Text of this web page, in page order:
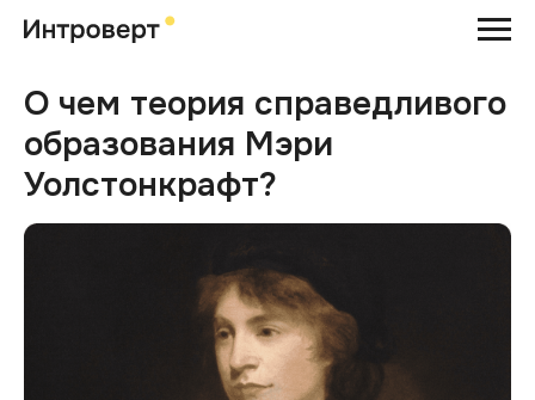
О чем теория справедливого
образования Мэри
Уолстонкрафт?